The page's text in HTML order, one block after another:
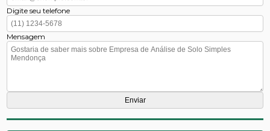
Digite seu telefone
Mensagem